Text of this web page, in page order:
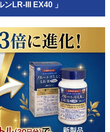
ンLR-III EX40 」